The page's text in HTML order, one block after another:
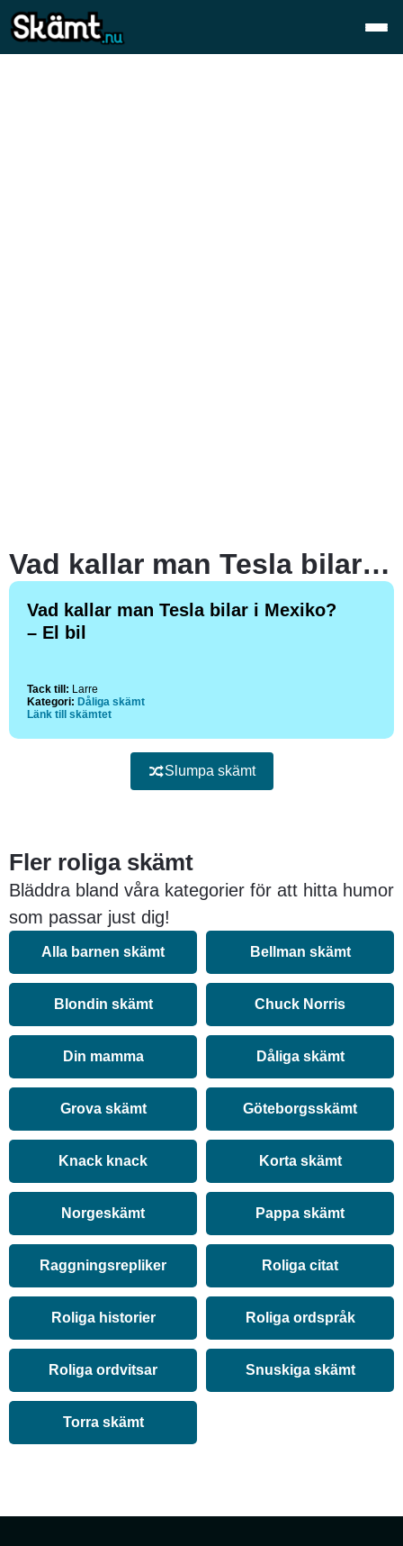
Vad kallar man Tesla bilar i Mexiko?
Vad kallar man Tesla bilar i Mexiko?
– El bil
Tack till: Larre
Kategori: Dåliga skämt
Länk till skämtet
Slumpa skämt
Fler roliga skämt
Bläddra bland våra kategorier för att hitta humor
som passar just dig!
Alla barnen skämt Bellman skämt
Blondin skämt Chuck Norris
Din mamma Dåliga skämt
Grova skämt Göteborgsskämt
Knack knack Korta skämt
Norgeskämt Pappa skämt
Raggningsrepliker Roliga citat
Roliga historier Roliga ordspråk
Roliga ordvitsar Snuskiga skämt
Torra skämt